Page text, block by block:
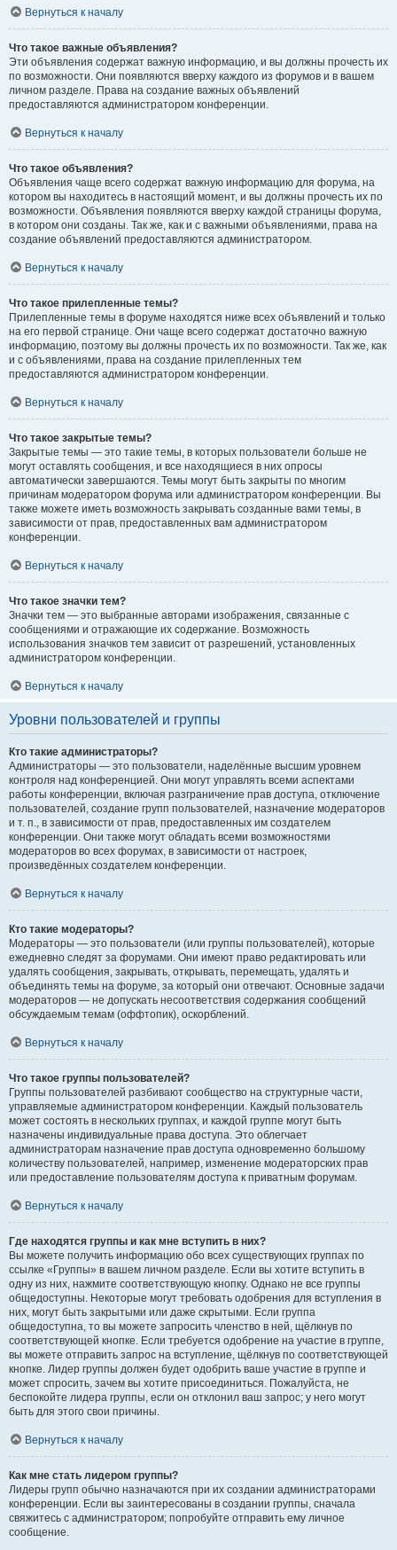
Вернуться к началу
Что такое важные объявления?
Эти объявления содержат важную информацию, и вы должны прочесть их
по возможности. Они появляются вверху каждого из форумов и в вашем
личном разделе. Права на создание важных объявлений
предоставляются администратором конференции.
Вернуться к началу
Что такое объявления?
Объявления чаще всего содержат важную информацию для форума, на
котором вы находитесь в настоящий момент, и вы должны прочесть их по
возможности. Объявления появляются вверху каждой страницы форума,
в котором они созданы. Так же, как и с важными объявлениями, права на
создание объявлений предоставляются администратором.
Вернуться к началу
Что такое прилепленные темы?
Прилепленные темы в форуме находятся ниже всех объявлений и только
на его первой странице. Они чаще всего содержат достаточно важную
информацию, поэтому вы должны прочесть их по возможности. Так же, как
и с объявлениями, права на создание прилепленных тем
предоставляются администратором конференции.
Вернуться к началу
Что такое закрытые темы?
Закрытые темы — это такие темы, в которых пользователи больше не
могут оставлять сообщения, и все находящиеся в них опросы
автоматически завершаются. Темы могут быть закрыты по многим
причинам модератором форума или администратором конференции. Вы
также можете иметь возможность закрывать созданные вами темы, в
зависимости от прав, предоставленных вам администратором
конференции.
Вернуться к началу
Что такое значки тем?
Значки тем — это выбранные авторами изображения, связанные с
сообщениями и отражающие их содержание. Возможность
использования значков тем зависит от разрешений, установленных
администратором конференции.
Вернуться к началу
Уровни пользователей и группы
Кто такие администраторы?
Администраторы — это пользователи, наделённые высшим уровнем
контроля над конференцией. Они могут управлять всеми аспектами
работы конференции, включая разграничение прав доступа, отключение
пользователей, создание групп пользователей, назначение модераторов
и т. п., в зависимости от прав, предоставленных им создателем
конференции. Они также могут обладать всеми возможностями
модераторов во всех форумах, в зависимости от настроек,
произведённых создателем конференции.
Вернуться к началу
Кто такие модераторы?
Модераторы — это пользователи (или группы пользователей), которые
ежедневно следят за форумами. Они имеют право редактировать или
удалять сообщения, закрывать, открывать, перемещать, удалять и
объединять темы на форуме, за который они отвечают. Основные задачи
модераторов — не допускать несоответствия содержания сообщений
обсуждаемым темам (оффтопик), оскорблений.
Вернуться к началу
Что такое группы пользователей?
Группы пользователей разбивают сообщество на структурные части,
управляемые администратором конференции. Каждый пользователь
может состоять в нескольких группах, и каждой группе могут быть
назначены индивидуальные права доступа. Это облегчает
администраторам назначение прав доступа одновременно большому
количеству пользователей, например, изменение модераторских прав
или предоставление пользователям доступа к приватным форумам.
Вернуться к началу
Где находятся группы и как мне вступить в них?
Вы можете получить информацию обо всех существующих группах по
ссылке «Группы» в вашем личном разделе. Если вы хотите вступить в
одну из них, нажмите соответствующую кнопку. Однако не все группы
общедоступны. Некоторые могут требовать одобрения для вступления в
них, могут быть закрытыми или даже скрытыми. Если группа
общедоступна, то вы можете запросить членство в ней, щёлкнув по
соответствующей кнопке. Если требуется одобрение на участие в группе,
вы можете отправить запрос на вступление, щёлкнув по соответствующей
кнопке. Лидер группы должен будет одобрить ваше участие в группе и
может спросить, зачем вы хотите присоединиться. Пожалуйста, не
беспокойте лидера группы, если он отклонил ваш запрос; у него могут
быть для этого свои причины.
Вернуться к началу
Как мне стать лидером группы?
Лидеры групп обычно назначаются при их создании администраторами
конференции. Если вы заинтересованы в создании группы, сначала
свяжитесь с администратором; попробуйте отправить ему личное
сообщение.